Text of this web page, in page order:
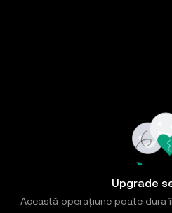
Upgrade
Această operațiune poate dura